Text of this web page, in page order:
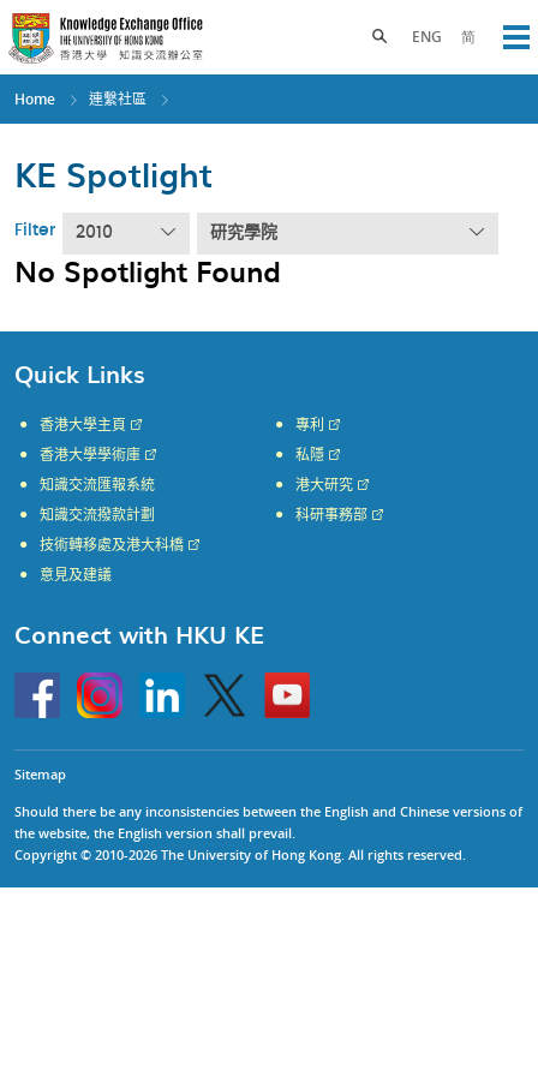
Skip
to
main
content
ENG 简
Toggle search panel
Home 連繫社區
KE Spotlight
Filter 2010 研究學院
No Spotlight Found
Quick Links
香港大學主頁
香港大學學術庫
知識交流匯報系統
知識交流撥款計劃
專利
私隱
港大研究
科研事務部
技術轉移處及港大科橋
意見及建議
Connect with HKU KE
HKU
InstagramLinkedin Twitter
Go
to
HKU
Sitemap
Should there be any inconsistencies between the English and Chinese versions of
the website, the English version shall prevail.
Copyright © 2010-2026 The University of Hong Kong. All rights reserved.